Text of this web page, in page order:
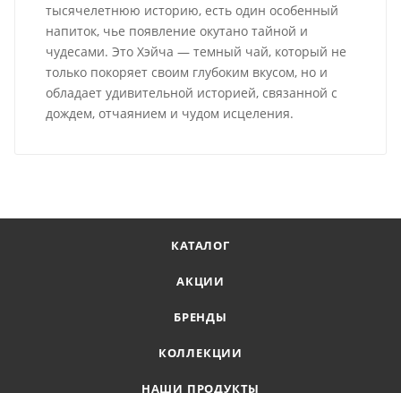
тысячелетнюю историю, есть один особенный
напиток, чье появление окутано тайной и
чудесами. Это Хэйча — темный чай, который не
только покоряет своим глубоким вкусом, но и
обладает удивительной историей, связанной с
дождем, отчаянием и чудом исцеления.
КАТАЛОГ
АКЦИИ
БРЕНДЫ
КОЛЛЕКЦИИ
НАШИ ПРОДУКТЫ